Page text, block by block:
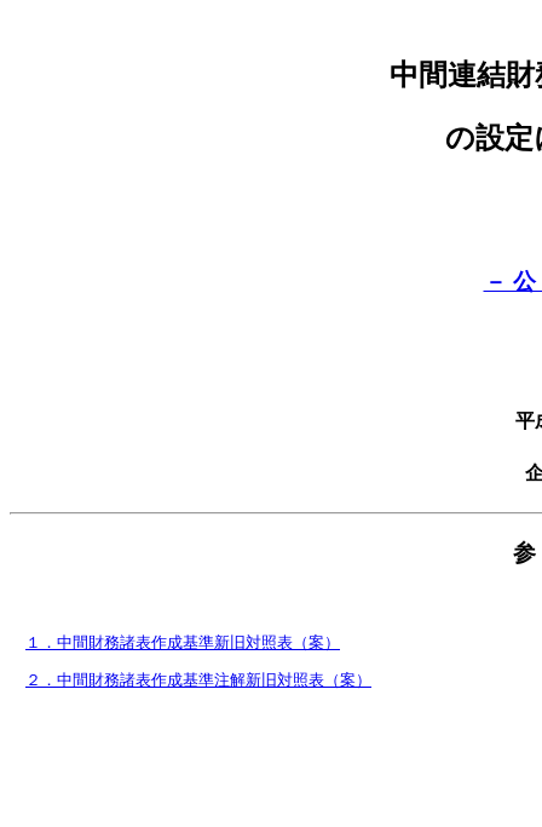
中間連結
の設定
－
平
１．中間財務諸表作成基準新旧対照表（案）
２．中間財務諸表作成基準注解新旧対照表（案）